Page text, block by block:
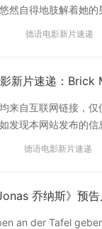
然自得地肢解着她
我一样想看。因为
，沪江德语论坛【
吧！链接直达请戳
德语电影新片速递
新片速递：Brick
来自互联网链接，
发现本网站发布的
nur noch die
zu einer
德语电影新片速递
乔纳斯》预
an der Tafel